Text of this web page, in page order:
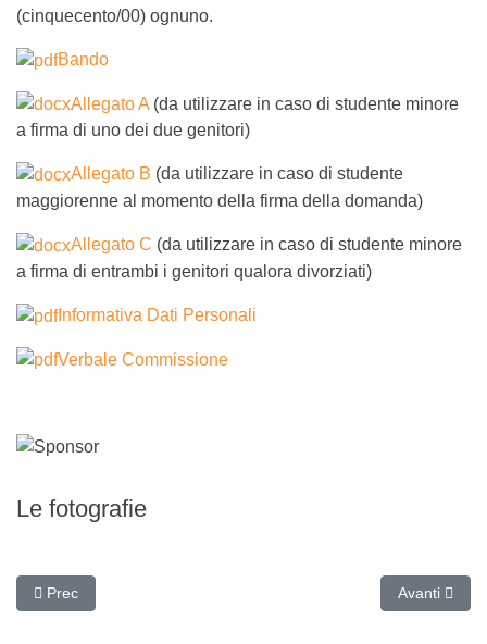
(cinquecento/00) ognuno.
Bando
Allegato A (da utilizzare in caso di studente minore
a firma di uno dei due genitori)
Allegato B (da utilizzare in caso di studente
maggiorenne al momento della firma della domanda)
Allegato C (da utilizzare in caso di studente minore
a firma di entrambi i genitori qualora divorziati)
Informativa Dati Personali
Verbale Commissione
Le fotografie
Articolo precedente: Premio "La meglio Gioventù" 2021
Prec Articolo
Avanti